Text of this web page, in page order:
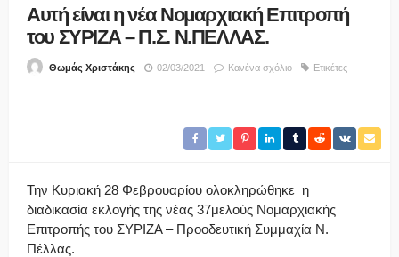
Αυτή είναι η νέα Νομαρχιακή Επιτροπή
του ΣΥΡΙΖΑ – Π.Σ. Ν.ΠΕΛΛΑΣ.
Θωμάς Χριστάκης 02/03/2021 Κανένα σχόλιο Ετικέτες
Την Κυριακή 28 Φεβρουαρίου ολοκληρώθηκε η
διαδικασία εκλογής της νέας 37μελούς Νομαρχιακής
Επιτροπής του ΣΥΡΙΖΑ – Προοδευτική Συμμαχία Ν.
Πέλλας.